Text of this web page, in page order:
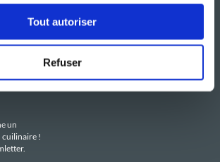
Tout autoriser
Refuser
C.G.U
Politique de confidentialité
Utilisation des Cookies
un
!